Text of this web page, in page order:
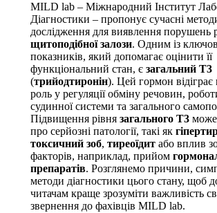
MILD lab – Міжнародний Інститут
Діагностики – пропонує сучасні
дослідження для виявлення порушень
щитоподібної залози. Одним із
показників, який допомагає оцінити її
функціональний стан, є загальний Т3
(трийодтиронін). Цей гормон
роль у регуляції обміну речовин,
судинної системи та загального
Підвищення рівня загального Т3 може
про серйозні патології, такі як
токсичний зоб, тиреоїдит або вплив
факторів, наприклад, прийом
препаратів. Розглянемо причини,
методи діагностики цього стану, щоб
читачам краще зрозуміти важливість
звернення до фахівців MILD lab.